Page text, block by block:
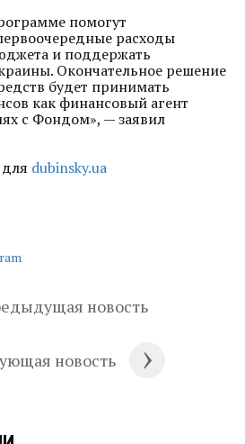
помогут
расходы
и поддержать
Окончательное решение
будет принимать
как финансовый агент
с Фондом», — заявил
dubinsky.ua
новость
новость